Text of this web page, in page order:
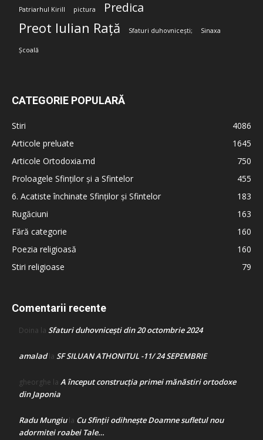
Patriarhul Kirill pictura Predica
Preot Iulian Rață Sfaturi duhovnicești; Sinaxa
Școală
CATEGORIE POPULARĂ
Stiri
4086
Articole preluate
1645
Articole Ortodoxia.md
750
Proloagele Sfinților și a Sfintelor
455
6. Acatiste închinate Sfinților și Sfintelor
183
Rugăciuni
163
Fără categorie
160
Poezia religioasă
160
Stiri religioase
79
Comentarii recente
Doina la Sfaturi duhovnicești din 20 octombrie 2024
amaladla SF SILUAN ATHONITUL -11/ 24 SEPEMBRIE
gheorghe la A început construcţia primei mănăstiri ortodoxe
din Japonia
Radu Mungiula Cu Sfinții odihnește Doamne sufletul nou
adormitei roabei Tale…